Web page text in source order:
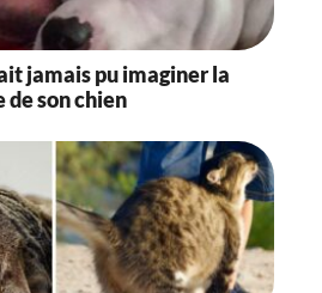
jamais pu imaginer la
de son chien